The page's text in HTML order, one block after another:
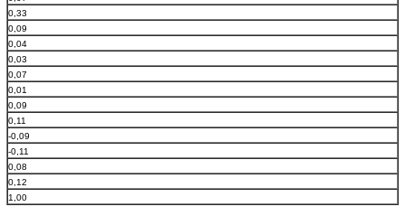
0,33
0,09
0,04
0,03
0,07
0,01
0,09
0,11
-0,09
-0,11
0,08
0,12
1,00